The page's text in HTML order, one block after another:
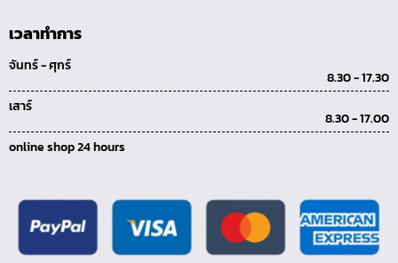
เวลาทำการ
จันทร์ - ศุกร์
8.30 - 17.30
เสาร์
8.30 - 17.00
online shop 24 hours